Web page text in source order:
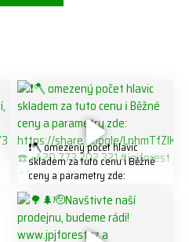
❗️🪓 omezený počet hlavic
skladem za tuto cenu ℹ️ Běžné
ceny a parametry zde:
https://share.google/LnhmTfZl
K8W5t7i6o ☎️ +420 773 202
321 #jpjforest #forsmw
#firewood #